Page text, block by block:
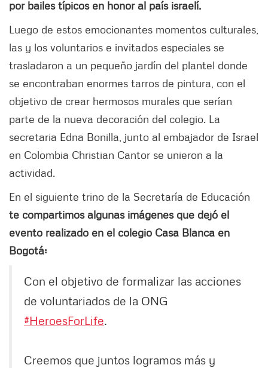
por bailes típicos en honor al país israelí.
Luego de estos emocionantes momentos culturales,
las y los voluntarios e invitados especiales se
trasladaron a un pequeño jardín del plantel donde
se encontraban enormes tarros de pintura, con el
objetivo de crear hermosos murales que serían
parte de la nueva decoración del colegio. La
secretaria Edna Bonilla, junto al embajador de Israel
en Colombia Christian Cantor se unieron a la
actividad.
En el siguiente trino de la Secretaría de Educación
te compartimos algunas imágenes que dejó el
evento realizado en el colegio Casa Blanca en
Bogotá:
Con el objetivo de formalizar las acciones
de voluntariados de la ONG
#HeroesForLife.
Creemos que juntos logramos más y